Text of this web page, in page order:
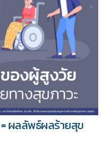
ผลลัพธ์ผลร้ายสุข